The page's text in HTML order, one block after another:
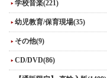
学校音楽(221)
幼児教育/保育現場(35)
その他(9)
CD/DVD(86)